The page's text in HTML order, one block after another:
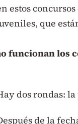
estos
que
funcionan los
dos rondas:
de la